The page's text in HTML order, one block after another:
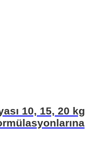
10, 15, 20 kg